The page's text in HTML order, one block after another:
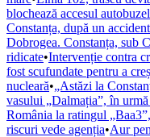
blochează accesul
Constanța, după un
Dobrogea. Constanța, sub
ridicate•Intervenție contra
fost scufundate pentru a
nucleară•„Astăzi la
vasului „Dalmația”, în
România la ratingul
riscuri vede agenția•Aur